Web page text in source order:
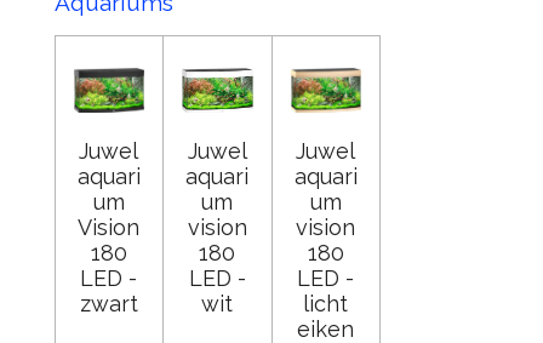
Juwel
aquari
um
Vision
180
LED -
zwart
Juwel
aquari
um
vision
180
LED -
wit
Juwel
aquari
um
vision
180
LED -
licht
eiken